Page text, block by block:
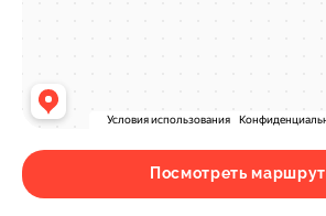
Посмотреть маршрут